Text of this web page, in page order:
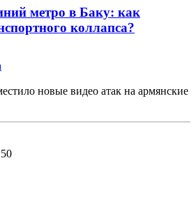
метро в Баку: как
коллапса?
новые видео атак на армянские